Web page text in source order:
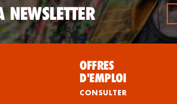
OFFRES
D'EMPLOI
CONSULTER